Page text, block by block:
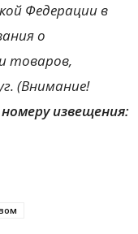
Федерации в
о
товаров,
(Внимание!
извещения: